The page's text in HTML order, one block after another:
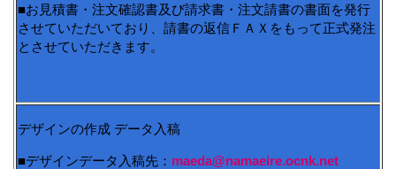
■お見積書・注文確認書及び請求書・注文請書の書面を発行
させていただいており、請書の返信ＦＡＸをもって正式発注
とさせていただきます。
デザインの作成 データ入稿
■デザインデータ入稿先： maeda@namaeire.ocnk.net